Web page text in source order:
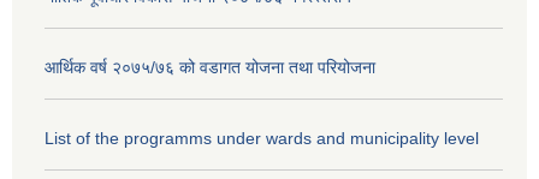
आर्थिक वर्ष २०७५/७६ को वडागत योजना तथा परियोजना
List of the programms under wards and municipality level